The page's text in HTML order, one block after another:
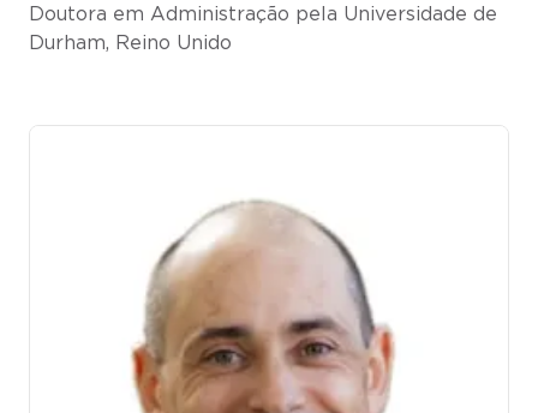
Doutora em Administração pela Universidade de
Durham, Reino Unido